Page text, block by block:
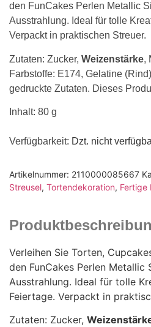
den FunCakes Perlen Metallic
Ausstrahlung. Ideal für tolle
Verpackt in praktischen Streuer.
Zutaten: Zucker, Weizenstärke,
Farbstoffe: E174, Gelatine
gedruckte Zutaten. Dieses
Inhalt: 80 g
Verfügbarkeit: Dzt. nicht
Artikelnummer: 2110000085667
Streusel, Tortendekoration, Fertige
Verleihen Sie Torten,
den FunCakes Perlen Metallic
Ausstrahlung. Ideal für tolle
Feiertage. Verpackt in
Zutaten: Zucker,